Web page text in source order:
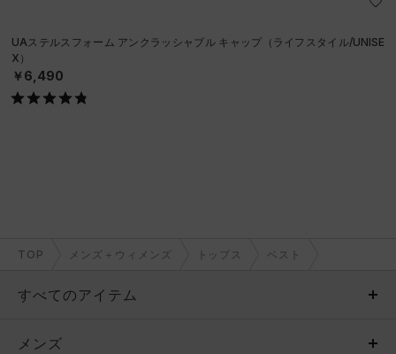
UAステルスフォーム アンクラッシャブル キャップ（ライフスタイル/UNISE
X）
￥6,490
TOP メンズ＋ウィメンズ トップス ベスト
すべてのアイテム
メンズ
メンズ